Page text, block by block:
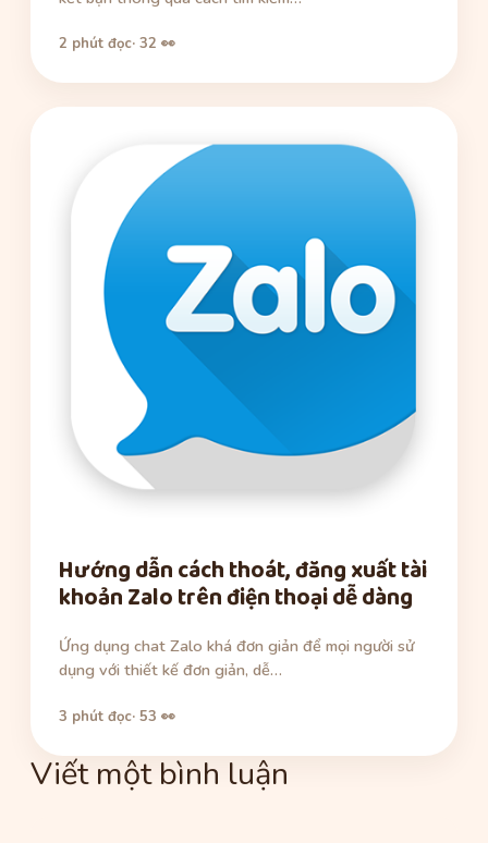
2 phút đọc· 32 👀
Hướng dẫn cách thoát, đăng xuất tài
khoản Zalo trên điện thoại dễ dàng
Ứng dụng chat Zalo khá đơn giản để mọi người sử
dụng với thiết kế đơn giản, dễ…
3 phút đọc· 53 👀
Viết một bình luận